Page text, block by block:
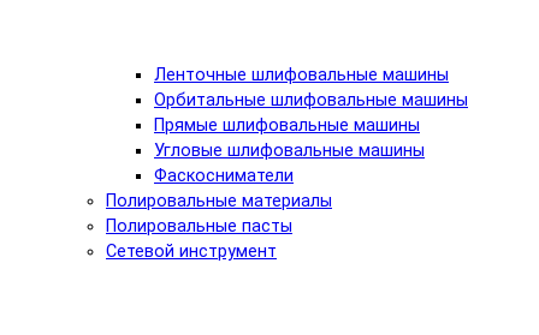
Ленточные шлифовальные машины
Орбитальные шлифовальные машины
Прямые шлифовальные машины
Угловые шлифовальные машины
Фаскосниматели
Полировальные материалы
Полировальные пасты
Сетевой инструмент